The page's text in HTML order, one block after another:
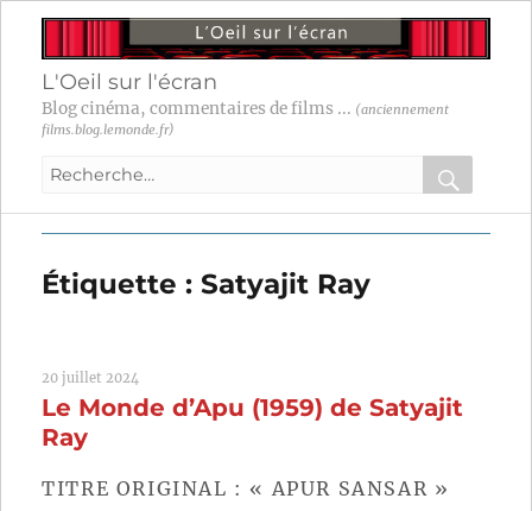
L'Oeil sur l'écran
Blog cinéma, commentaires de films ... (anciennement
films.blog.lemonde.fr)
Recherche
:
OK
Étiquette :Satyajit Ray
20 juillet 2024
Le Monde d’Apu (1959) de Satyajit
Ray
TITRE ORIGINAL : « APUR SANSAR »